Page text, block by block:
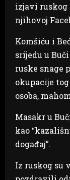
izjavi ruskog
njihovoj
Komšiću i
srijedu u
ruske snage
okupacije tog
osoba,
Masakr u
kao
događaj”.
Iz ruskog su